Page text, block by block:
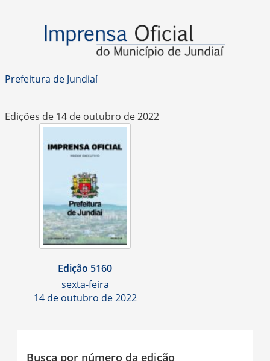
Prefeitura de Jundiaí
Edições de 14 de outubro de 2022
Edição 5160
sexta-feira
14 de outubro de 2022
Busca por número da edição